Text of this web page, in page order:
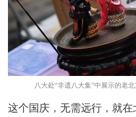
八大处“非遗八大集”中展示的老
这个国庆，无需远行，就